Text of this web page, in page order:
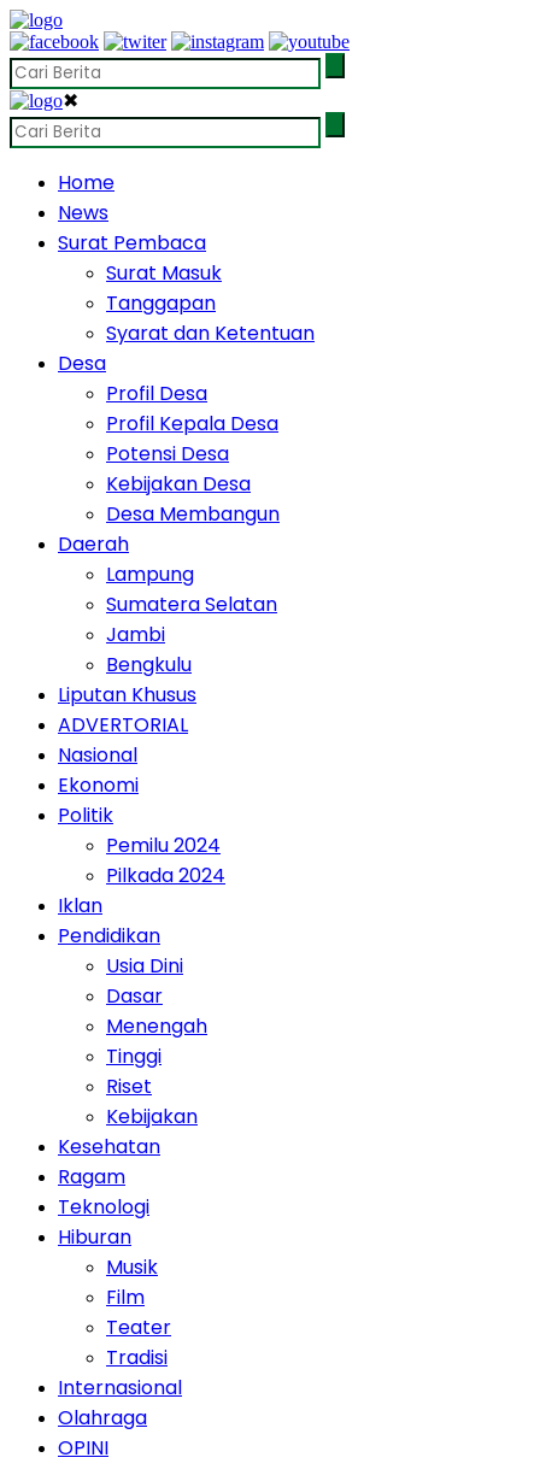
✖
Home
News
Surat Pembaca
Surat Masuk
Tanggapan
Syarat dan Ketentuan
Desa
Profil Desa
Profil Kepala Desa
Potensi Desa
Kebijakan Desa
Desa Membangun
Daerah
Lampung
Sumatera Selatan
Jambi
Bengkulu
Liputan Khusus
ADVERTORIAL
Nasional
Ekonomi
Politik
Pemilu 2024
Pilkada 2024
Iklan
Pendidikan
Usia Dini
Dasar
Menengah
Tinggi
Riset
Kebijakan
Kesehatan
Ragam
Teknologi
Hiburan
Musik
Film
Teater
Tradisi
Internasional
Olahraga
OPINI